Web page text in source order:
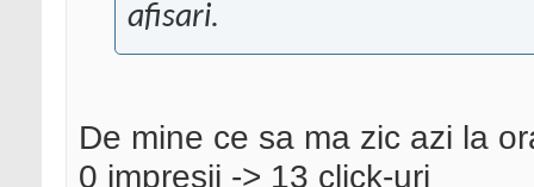
afisari.
De mine ce sa ma zic azi la
0 impresii -> 13 click-uri